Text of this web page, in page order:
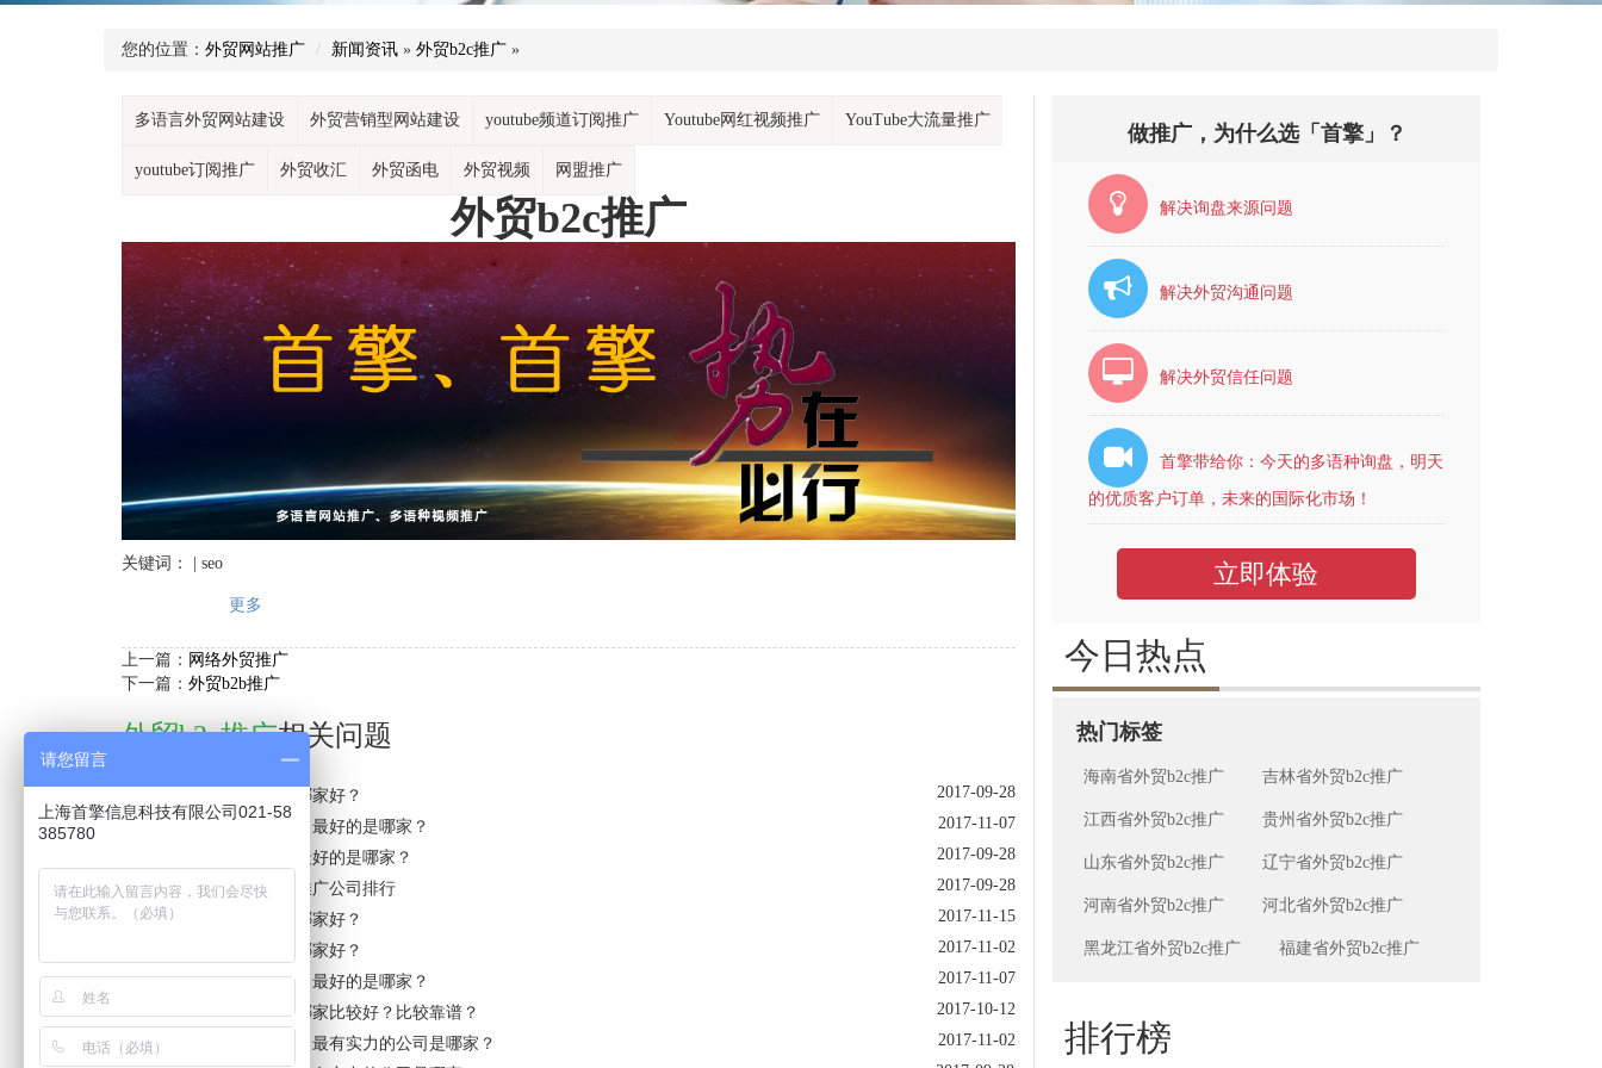
您的位置： 外贸网站推广 新闻资讯 » 外贸b2c推广 »
多语言外贸网站建设 外贸营销型网站建设 youtube频道订阅推广 Youtube网红视频推广 YouTube大流量推广
youtube订阅推广 外贸收汇 外贸函电 外贸视频 网盟推广
外贸b2c推广
关键词： | seo
更多
上一篇： 网络外贸推广
下一篇： 外贸b2b推广
外贸b2c推广相关问题
北京市外贸b2c推广公司哪家好？
2017-09-28
阿拉善盟外贸b2c推广公司最好的是哪家？
2017-11-07
广东省外贸b2c推广公司最好的是哪家？
2017-09-28
湖南省外贸b2c推广网络推广公司排行
2017-09-28
淮安市外贸b2c推广公司哪家好？
2017-11-15
平谷区外贸b2c推广公司哪家好？
2017-11-02
哈尔滨市外贸b2c推广公司最好的是哪家？
2017-11-07
河源市外贸b2c推广公司哪家比较好？比较靠谱？
2017-10-12
油尖旺区外贸b2c推广公司最有实力的公司是哪家？
2017-11-02
做推广，为什么选「首擎」？
解决询盘来源问题
解决外贸沟通问题
解决外贸信任问题
首擎带给你：今天的多语种询盘，明天
的优质客户订单，未来的国际化市场！
立即体验
今日热点
热门标签
海南省外贸b2c推广 吉林省外贸b2c推广
江西省外贸b2c推广 贵州省外贸b2c推广
山东省外贸b2c推广 辽宁省外贸b2c推广
河南省外贸b2c推广 河北省外贸b2c推广
黑龙江省外贸b2c推广 福建省外贸b2c推广
排行榜
请您留言
上海首擎信息科技有限公司021-58
385780